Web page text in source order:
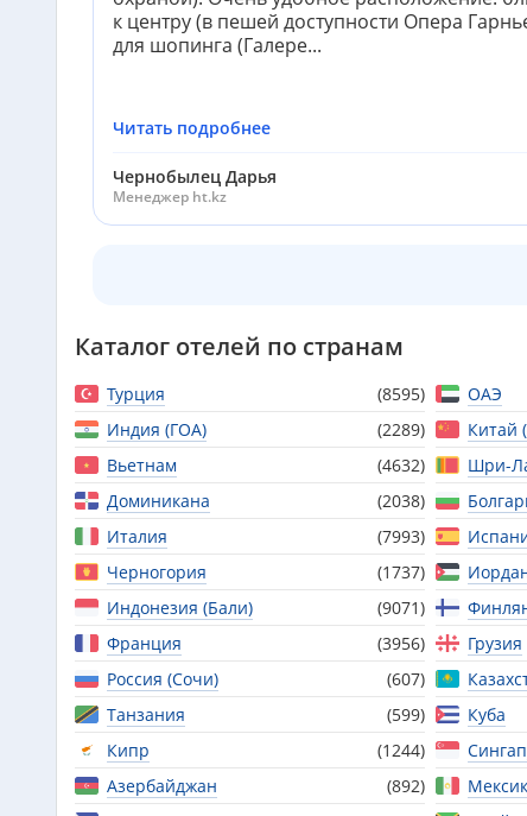
к центру (в пешей доступности Опера
для шопинга (Галере...
Читать подробнее
Чернобылец Дарья
Менеджер ht.kz
Каталог отелей по странам
Турция (8595) ОАЭ
Индия (ГОА)
(2289) Китай
Вьетнам
(4632) Шри-
Доминикана
(2038)
Италия
(7993)
Черногория
(1737)
Индонезия (Бали)
(9071)
Франция
(3956) Грузия
Россия (Сочи)
(607)
Танзания
(599) Куба
Кипр
(1244)
Азербайджан
(892)